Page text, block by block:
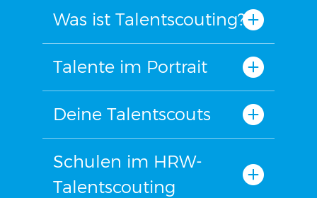
Was ist Talentscouting?
Talente im Portrait
Deine Talentscouts
Schulen im HRW-
Talentscouting